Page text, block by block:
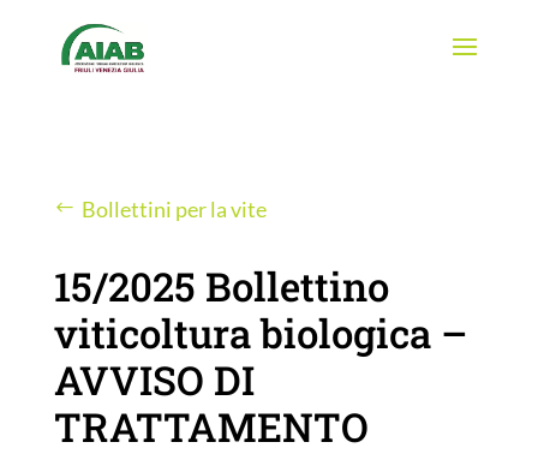
Bollettini per la vite
15/2025 Bollettino
viticoltura biologica –
AVVISO DI
TRATTAMENTO